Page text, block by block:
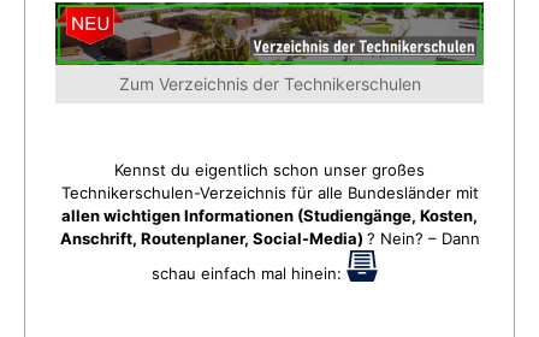
Zum Verzeichnis der Technikerschulen
Kennst du eigentlich schon unser großes
Technikerschulen-Verzeichnis für alle Bundesländer mit
allen wichtigen Informationen (Studiengänge, Kosten,
Anschrift, Routenplaner, Social-Media) ? Nein? – Dann
schau einfach mal hinein: